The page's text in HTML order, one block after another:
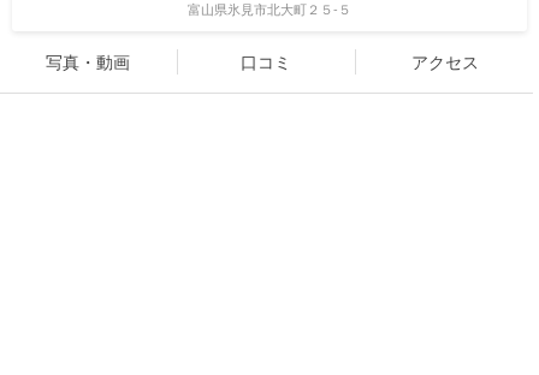
富山県氷見市北大町２５-５
写真・動画 口コミ アクセス